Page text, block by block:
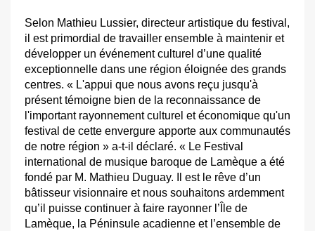
Selon Mathieu Lussier, directeur artistique du festival,
il est primordial de travailler ensemble à maintenir et
développer un événement culturel d’une qualité
exceptionnelle dans une région éloignée des grands
centres. « L'appui que nous avons reçu jusqu'à
présent témoigne bien de la reconnaissance de
l'important rayonnement culturel et économique qu'un
festival de cette envergure apporte aux communautés
de notre région » a-t-il déclaré. « Le Festival
international de musique baroque de Lamèque a été
fondé par M. Mathieu Duguay. Il est le rêve d’un
bâtisseur visionnaire et nous souhaitons ardemment
qu’il puisse continuer à faire rayonner l’Île de
Lamèque, la Péninsule acadienne et l’ensemble de